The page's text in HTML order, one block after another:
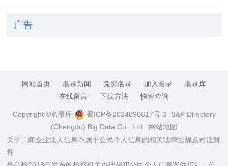
广告
网站首页 名录新闻 免费名录 加入名录
名录库
在线留言
下载方法 快速查询
Copyright ©名录库 蜀ICP备2024090617号-3 S&P Directory
(Chengdu) Big Data Co., Ltd 网站地图
关于工商企业法人信息不属于公民个人信息的相关法律法规及司法解
释